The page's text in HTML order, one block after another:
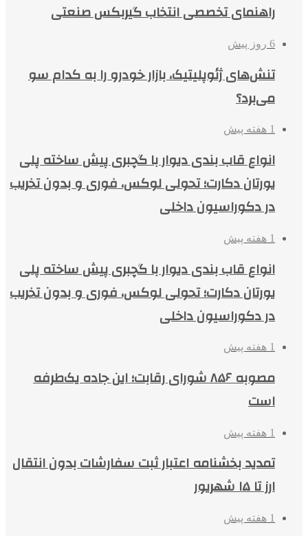
راهنمای تخصصی انتخاب گیربکس صنعتی
6 روز پیش
تنش‌های ژئوپلیتیک، بازار خودرو را به کدام سو
می‌برد؟
1 هفته پیش
انواع قاب بندی دیوار با گچبری پیش ساخته پلی
یورتان دکارت؛ تحولی لوکس، فوری و بدون تخریب
در دکوراسیون داخلی
1 هفته پیش
انواع قاب بندی دیوار با گچبری پیش ساخته پلی
یورتان دکارت؛ تحولی لوکس، فوری و بدون تخریب
در دکوراسیون داخلی
1 هفته پیش
مصوبه ۸۵۶ شورای رقابت؛ این جاده یک‌طرفه
است
1 هفته پیش
تمدید بخشنامه اعتبار ثبت سفارشات بدون انتقال
ارز تا ۱۵ شهریور
1 هفته پیش